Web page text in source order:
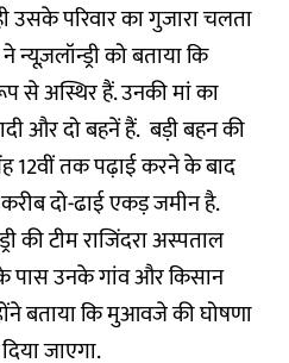
परिवार का गुजारा चलता
न्यूज़लॉन्ड्री को बताया कि
से अस्थिर हैं. उनकी मां का
और दो बहनें हैं. बड़ी बहन की
12वीं तक पढ़ाई करने के बाद
दो-ढाई एकड़ जमीन है.
की टीम राजिंदरा अस्पताल
पास उनके गांव और किसान
बताया कि मुआवजे की घोषणा
जाएगा.